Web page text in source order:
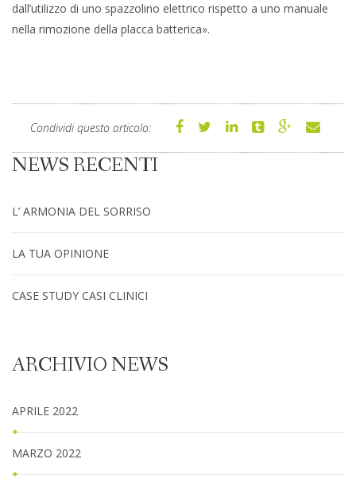
dall’utilizzo di uno spazzolino elettrico rispetto a uno manuale
nella rimozione della placca batterica».
Condividi questo articolo:
NEWS RECENTI
L’ ARMONIA DEL SORRISO
LA TUA OPINIONE
CASE STUDY CASI CLINICI
ARCHIVIO NEWS
APRILE 2022
MARZO 2022